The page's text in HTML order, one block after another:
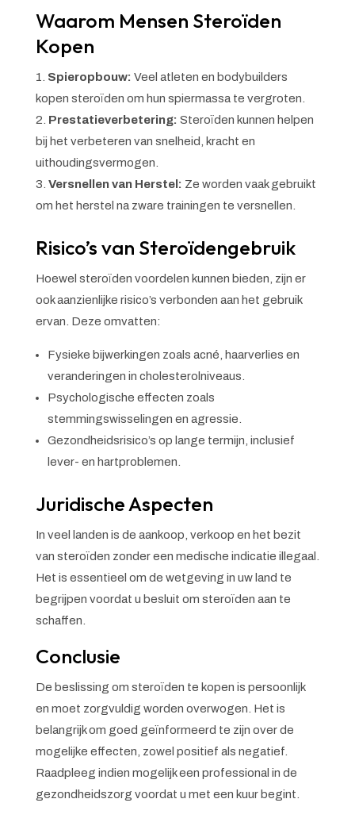
Waarom Mensen Steroïden
Kopen
Spieropbouw: Veel atleten en bodybuilders
kopen steroïden om hun spiermassa te vergroten.
Prestatieverbetering: Steroïden kunnen helpen
bij het verbeteren van snelheid, kracht en
uithoudingsvermogen.
Versnellen van Herstel: Ze worden vaak gebruikt
om het herstel na zware trainingen te versnellen.
Risico’s van Steroïdengebruik
Hoewel steroïden voordelen kunnen bieden, zijn er
ook aanzienlijke risico’s verbonden aan het gebruik
ervan. Deze omvatten:
Fysieke bijwerkingen zoals acné, haarverlies en
veranderingen in cholesterolniveaus.
Psychologische effecten zoals
stemmingswisselingen en agressie.
Gezondheidsrisico’s op lange termijn, inclusief
lever- en hartproblemen.
Juridische Aspecten
In veel landen is de aankoop, verkoop en het bezit
van steroïden zonder een medische indicatie illegaal.
Het is essentieel om de wetgeving in uw land te
begrijpen voordat u besluit om steroïden aan te
schaffen.
Conclusie
De beslissing om steroïden te kopen is persoonlijk
en moet zorgvuldig worden overwogen. Het is
belangrijk om goed geïnformeerd te zijn over de
mogelijke effecten, zowel positief als negatief.
Raadpleeg indien mogelijk een professional in de
gezondheidszorg voordat u met een kuur begint.